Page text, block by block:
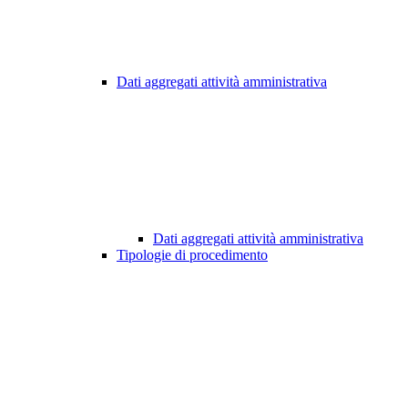
Dati aggregati attività amministrativa
Dati aggregati attività amministrativa
Tipologie di procedimento